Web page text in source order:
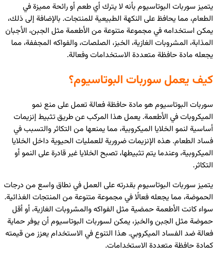
يتميز سوربات البوتاسيوم بأنه لا يترك أي طعم أو رائحة مميزة في
الطعام، مما يحافظ على النكهة الطبيعية للمنتجات. بالإضافة إلى ذلك،
يمكن استخدامه في مجموعة متنوعة من الأطعمة مثل الجبن، الأجبان
المذابة، المشروبات الغازية، الخبز، الصلصات، والفواكه المجففة، مما
يجعله مادة حافظة متعددة الاستخدامات وفعالة.
كيف يعمل سوربات البوتاسيوم؟
سوربات البوتاسيوم هو مادة حافظة فعالة تعمل على منع نمو
الميكروبات في الأطعمة. يعمل هذا المركب عن طريق تثبيط إنزيمات
أساسية لنمو الخلايا الميكروبية، مما يمنعها من التكاثر والتسبب في
فساد الطعام. هذه الإنزيمات ضرورية للعمليات الحيوية داخل الخلايا
الميكروبية، وعندما يتم تثبيطها، تصبح الخلايا غير قادرة على النمو أو
التكاثر.
يتميز سوربات البوتاسيوم بقدرته على العمل في نطاق واسع من درجات
الحموضة، مما يجعله فعالًا في مجموعة متنوعة من المنتجات الغذائية.
سواء كانت الأطعمة حمضية مثل الفواكه والمشروبات الغازية، أو أقل
حموضة مثل الجبن والخبز، يمكن لسوربات البوتاسيوم أن يوفر حماية
فعالة ضد الفساد الميكروبي. هذا التنوع في الاستخدام يعزز من قيمته
كمادة حافظة متعددة الاستخدامات.